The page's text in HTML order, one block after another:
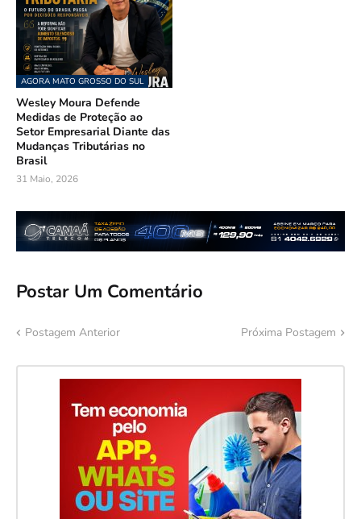
AGORA MATO GROSSO DO SUL
Wesley Moura Defende
Medidas de Proteção ao
Setor Empresarial Diante das
Mudanças Tributárias no
Brasil
31 Maio, 2026
Postar Um Comentário
Postagem Anterior Próxima Postagem